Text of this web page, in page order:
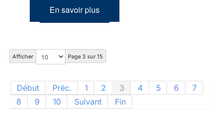
En savoir plus
Afficher Page 3 sur 15
Début Préc. 1 2 3 4 5 6
7
8
9 10 Suivant Fin